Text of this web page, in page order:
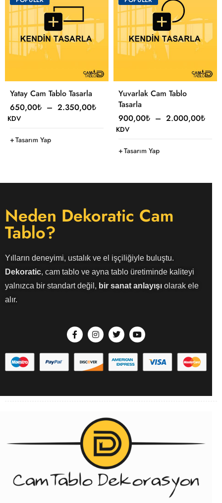
Yatay Cam Tablo Tasarla
650,00₺ – 2.350,00₺
KDV
Tasarım Yap
Yuvarlak Cam Tablo
Tasarla
900,00₺ – 2.000,00₺
KDV
Tasarım Yap
Neden Dekoratic Cam
Tablo?
Yılların deneyimi, ustalık ve el işçiliğiyle buluştu.
Dekoratic, cam tablo ve ayna tablo üretiminde kaliteyi
yalnızca bir standart değil, bir sanat anlayışı olarak ele
alır.